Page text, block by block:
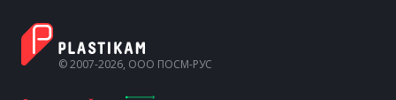
© 2007-2026, ООО ПОСМ-РУС